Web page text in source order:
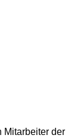
Mitarbeiter der